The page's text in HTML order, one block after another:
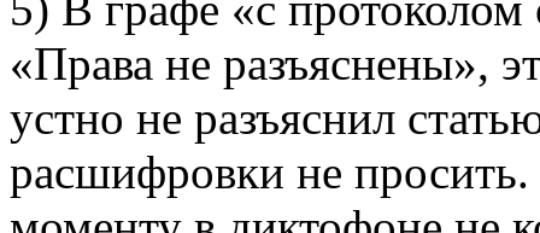
«Права не разъяснены»,
устно не разъяснил
расшифровки не